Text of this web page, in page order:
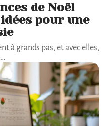
de Noël
pour une
à grands pas, et avec elles,
…